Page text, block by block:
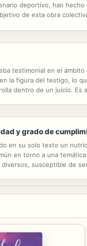
deportivo, han
de esta obra
testimonial en el
la figura del testigo, lo
dentro de un juicio.
y grado de
en su solo texto un
en torno a una
susceptible de